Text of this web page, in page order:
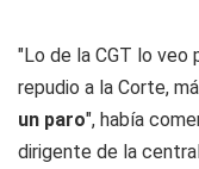
"Lo de la CGT lo veo
repudio a la Corte,
un paro", había
dirigente de la